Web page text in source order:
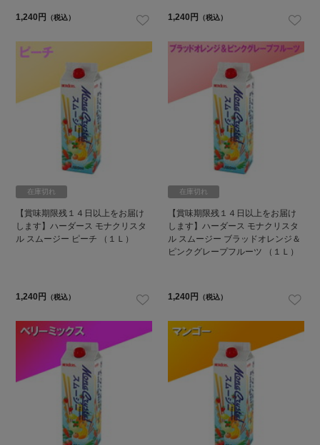
1,240円 （税込） 1,240円 （税込）
在庫切れ
【賞味期限残１４日以上をお届け
します】ハーダース モナクリスタ
ル スムージー ピーチ （１Ｌ）
1,240円 （税込）
在庫切れ
【賞味期限残１４日以上をお届け
します】ハーダース モナクリスタ
ル スムージー ブラッドオレンジ＆
ピンクグレープフルーツ （１Ｌ）
1,240円 （税込）